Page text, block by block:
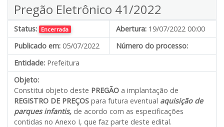
Pregão Eletrônico 41/2022
Status: Encerrada Abertura: 19/07/2022 00:00
Publicado em: 05/07/2022
Número do processo:
Entidade: Prefeitura
Objeto:
Constitui objeto deste PREGÃO a implantação de
REGISTRO DE PREÇOS para futura eventual aquisição de
parques infantis, de acordo com as especificações
contidas no Anexo I, que faz parte deste edital.